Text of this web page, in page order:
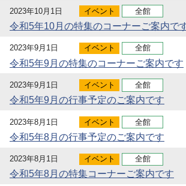
2023年10月1日 イベント 全館
令和5年10月の特集のコーナーご案内で
2023年9月1日 イベント 全館
令和5年9月の特集のコーナーご案内です
2023年9月1日 イベント 全館
令和5年9月の行事予定のご案内です
2023年8月1日 イベント 全館
令和5年8月の行事予定のご案内です
2023年8月1日 イベント 全館
令和5年8月の特集コーナーご案内です